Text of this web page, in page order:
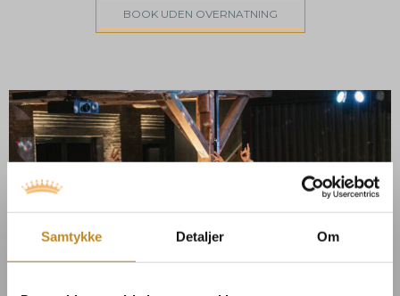
Samtykke Detaljer Om
BOOK UDEN OVERNATNING